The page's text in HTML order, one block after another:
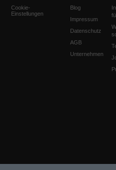
Cookie-
Einstellungen
Blog
Impressum
Datenschutz
AGB
Unternehmen